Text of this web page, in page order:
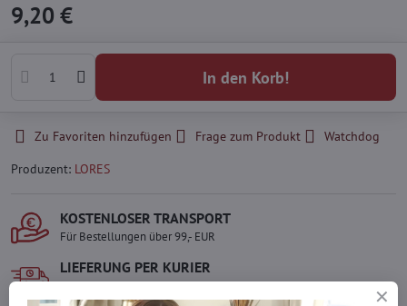
9,20 €
In den Korb!
Zu Favoriten hinzufügen Frage zum Produkt
Watchdog
Produzent: LORES
KOSTENLOSER TRANSPORT
Für Bestellungen über 99,- EUR
LIEFERUNG PER KURIER
Schnell und direkt nach Hause.